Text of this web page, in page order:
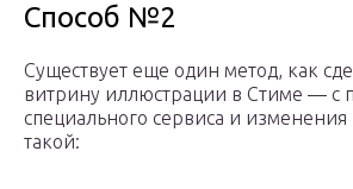
Способ №2
Существует еще один метод, как
витрину иллюстрации в Стиме — с
специального сервиса и изменения
такой: